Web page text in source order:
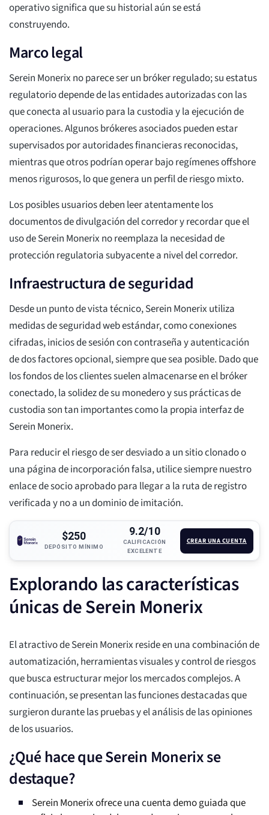
operativo significa que su historial aún se está
construyendo.
Marco legal
Serein Monerix no parece ser un bróker regulado; su estatus
regulatorio depende de las entidades autorizadas con las
que conecta al usuario para la custodia y la ejecución de
operaciones. Algunos brókeres asociados pueden estar
supervisados por autoridades financieras reconocidas,
mientras que otros podrían operar bajo regímenes offshore
menos rigurosos, lo que genera un perfil de riesgo mixto.
Los posibles usuarios deben leer atentamente los
documentos de divulgación del corredor y recordar que el
uso de Serein Monerix no reemplaza la necesidad de
protección regulatoria subyacente a nivel del corredor.
Infraestructura de seguridad
Desde un punto de vista técnico, Serein Monerix utiliza
medidas de seguridad web estándar, como conexiones
cifradas, inicios de sesión con contraseña y autenticación
de dos factores opcional, siempre que sea posible. Dado que
los fondos de los clientes suelen almacenarse en el bróker
conectado, la solidez de su monedero y sus prácticas de
custodia son tan importantes como la propia interfaz de
Serein Monerix.
Para reducir el riesgo de ser desviado a un sitio clonado o
una página de incorporación falsa, utilice siempre nuestro
enlace de socio aprobado para llegar a la ruta de registro
verificada y no a un dominio de imitación.
$250
DEPÓSITO MÍNIMO
9.2/10
CALIFICACIÓN
EXCELENTE
CREAR UNA CUENTA
Explorando las características
únicas de Serein Monerix
El atractivo de Serein Monerix reside en una combinación de
automatización, herramientas visuales y control de riesgos
que busca estructurar mejor los mercados complejos. A
continuación, se presentan las funciones destacadas que
surgieron durante las pruebas y el análisis de las opiniones
de los usuarios.
¿Qué hace que Serein Monerix se
destaque?
Serein Monerix ofrece una cuenta demo guiada que